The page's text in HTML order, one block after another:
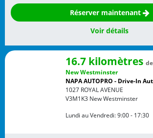
Réserver maintenant
Voir détails
16.7 kilomètres
New Westminster
NAPA AUTOPRO - Drive-In
1027 ROYAL AVENUE
V3M1K3 New Westminster
Lundi au Vendredi:9:00 - 17:30